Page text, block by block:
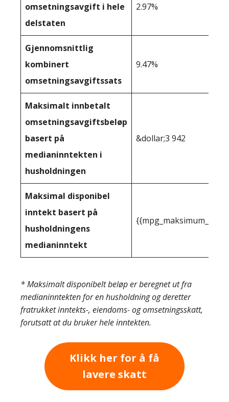
omsetningsavgift i hele
delstaten
2.97%
Gjennomsnittlig
kombinert
omsetningsavgiftssats
9.47%
Maksimalt innbetalt
omsetningsavgiftsbeløp
basert på
medianinntekten i
husholdningen
&dollar;3 942
Maksimal disponibel
inntekt basert på
husholdningens
medianinntekt
* Maksimalt disponibelt beløp er beregnet ut fra
medianinntekten for en husholdning og deretter
fratrukket inntekts-, eiendoms- og omsetningsskatt,
forutsatt at du bruker hele inntekten.
Klikk her for å få
lavere skatt